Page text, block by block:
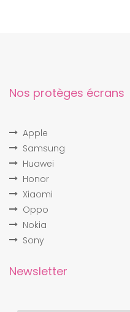
Nos protèges écrans
Apple
Samsung
Huawei
Honor
Xiaomi
Oppo
Nokia
Sony
Newsletter